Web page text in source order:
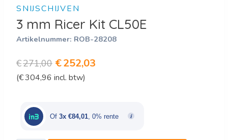
SNIJSCHIJVEN
3 mm Ricer Kit CL50E
Artikelnummer: ROB-28208
€271,00 Oorspronkelijke
prijs
€271,00.
€252,03
€252,03.
(€304,96 incl. btw)
Of 3x €84,01, 0% rente